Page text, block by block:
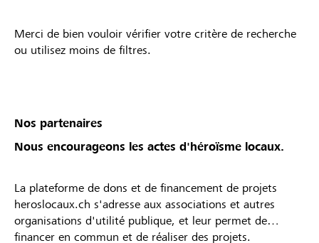
Merci de bien vouloir vérifier votre critère de recherche
ou utilisez moins de filtres.
Nos partenaires
Nous encourageons les actes d'héroïsme locaux.
La plateforme de dons et de financement de projets
heroslocaux.ch s'adresse aux associations et autres
organisations d'utilité publique, et leur permet de
financer en commun et de réaliser des projets.